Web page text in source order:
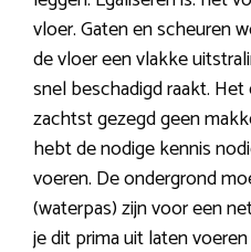
vloer. Gaten en scheuren
de vloer een vlakke
snel beschadigd raakt. Het
zachtst gezegd geen
hebt de nodige kennis
voeren. De ondergrond
(waterpas) zijn voor een
je dit prima uit laten